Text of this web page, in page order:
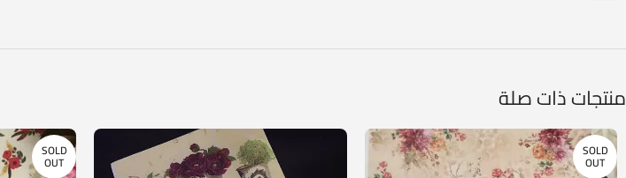
منتجات ذات صلة
SOLD
OUT
SOLD
OUT